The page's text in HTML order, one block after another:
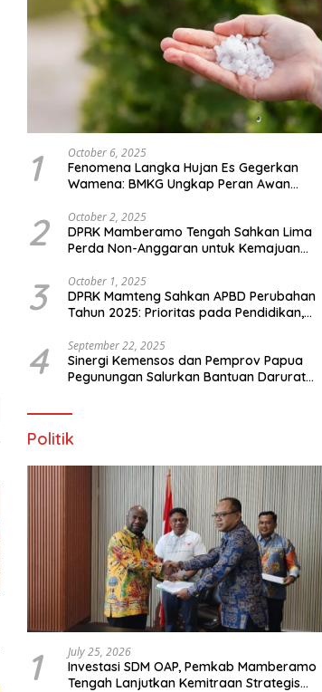
1 October 6, 2025
Fenomena Langka Hujan Es Gegerkan
Wamena: BMKG Ungkap Peran Awan
Ekstrem Peralihan Musim
2 October 2, 2025
DPRK Mamberamo Tengah Sahkan Lima
Perda Non-Anggaran untuk Kemajuan
3 October 1, 2025
DPRK Mamteng Sahkan APBD Perubahan
Tahun 2025: Prioritas pada Pendidikan,
4 September 22, 2025
Sinergi Kemensos dan Pemprov Papua
Pegunungan Salurkan Bantuan Darurat
Politik
1 July 25, 2026
Investasi SDM OAP, Pemkab Mamberamo
Tengah Lanjutkan Kemitraan Strategis